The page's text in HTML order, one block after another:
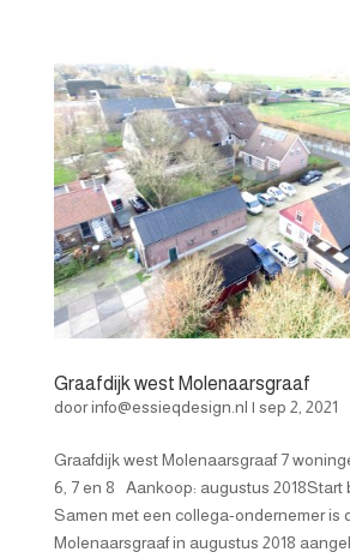
Graafdijk west Molenaarsgraaf
doorinfo@essieqdesign.nl | sep 2, 2021
Graafdijk west Molenaarsgraaf 7
6, 7 en 8 Aankoop: augustus 2018Start
Samen met een collega-ondernemer is
Molenaarsgraaf in augustus 2018